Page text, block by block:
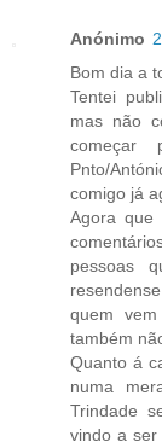
Anónimo
Bom dia a
Tentei
mas não
começar
Pnto/
comigo já
Agora que
pessoas
quem
também
Quanto á
numa
Trindade
vindo a ser